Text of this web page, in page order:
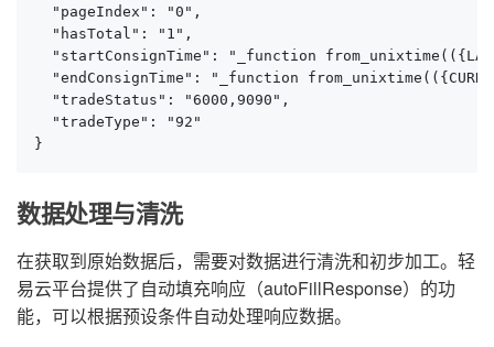
  "pageIndex": "0",
  "hasTotal": "1",
"startConsignTime": "_function
"endConsignTime": "_function
  "tradeStatus": "6000,9090",
  "tradeType": "92"
}
数据处理与清洗
在获取到原始数据后，需要对数据进行清洗和初步加工。轻
易云平台提供了自动填充响应（autoFillResponse）的功
能，可以根据预设条件自动处理响应数据。